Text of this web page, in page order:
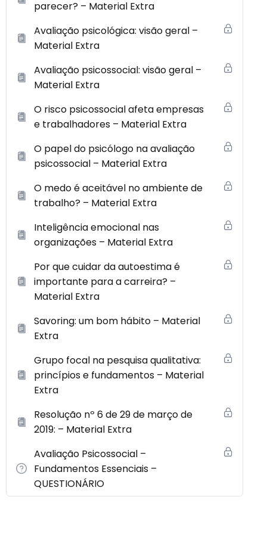
parecer? – Material Extra
Avaliação psicológica: visão geral –
Material Extra
Avaliação psicossocial: visão geral –
Material Extra
O risco psicossocial afeta empresas
e trabalhadores – Material Extra
O papel do psicólogo na avaliação
psicossocial – Material Extra
O medo é aceitável no ambiente de
trabalho? – Material Extra
Inteligência emocional nas
organizações – Material Extra
Por que cuidar da autoestima é
importante para a carreira? –
Material Extra
Savoring: um bom hábito – Material
Extra
Grupo focal na pesquisa qualitativa:
princípios e fundamentos – Material
Extra
Resolução nº 6 de 29 de março de
2019: – Material Extra
Avaliação Psicossocial –
Fundamentos Essenciais –
QUESTIONÁRIO